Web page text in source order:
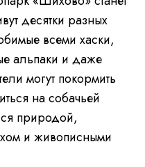
десятки разных
всеми хаски,
альпаки и даже
могут покормить
на собачьей
природой,
и живописными